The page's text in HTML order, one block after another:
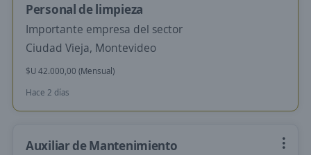
Personal de limpieza
Importante empresa del sector
Ciudad Vieja, Montevideo
$U 42.000,00 (Mensual)
Hace 2 días
Auxiliar de Mantenimiento